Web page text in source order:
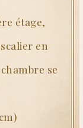
étage,
en
se